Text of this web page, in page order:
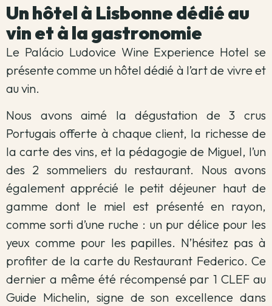
Un hôtel à Lisbonne dédié au
vin et à la gastronomie
Le Palácio Ludovice Wine Experience Hotel se
présente comme un hôtel dédié à l’art de vivre et
au vin.
Nous avons aimé la dégustation de 3 crus
Portugais offerte à chaque client, la richesse de
la carte des vins, et la pédagogie de Miguel, l’un
des 2 sommeliers du restaurant. Nous avons
également apprécié le petit déjeuner haut de
gamme dont le miel est présenté en rayon,
comme sorti d’une ruche : un pur délice pour les
yeux comme pour les papilles. N’hésitez pas à
profiter de la carte du Restaurant Federico. Ce
dernier a même été récompensé par 1 CLEF au
Guide Michelin, signe de son excellence dans